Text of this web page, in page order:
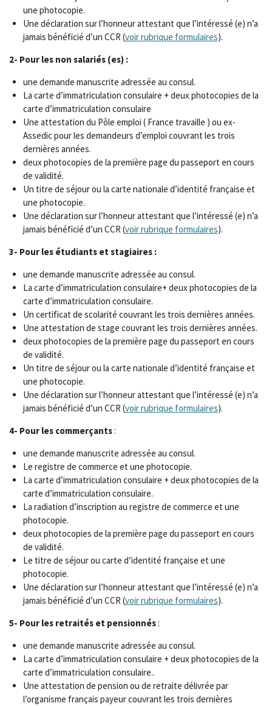
une photocopie.
Une déclaration sur l’honneur attestant que l’intéressé (e) n’a
jamais bénéficié d’un CCR (voir rubrique formulaires).
2- Pour les non salariés (es) :
une demande manuscrite adressée au consul.
La carte d’immatriculation consulaire + deux photocopies de la
carte d’immatriculation consulaire
Une attestation du Pôle emploi ( France travaille ) ou ex-
Assedic pour les demandeurs d’emploi couvrant les trois
dernières années.
deux photocopies de la première page du passeport en cours
de validité.
Un titre de séjour ou la carte nationale d’identité française et
une photocopie.
Une déclaration sur l’honneur attestant que l’intéressé (e) n’a
jamais bénéficié d’un CCR (voir rubrique formulaires).
3- Pour les étudiants et stagiaires :
une demande manuscrite adressée au consul.
La carte d’immatriculation consulaire+ deux photocopies de la
carte d’immatriculation consulaire.
Un certificat de scolarité couvrant les trois dernières années.
Une attestation de stage couvrant les trois dernières années.
deux photocopies de la première page du passeport en cours
de validité.
Un titre de séjour ou la carte nationale d’identité française et
une photocopie.
Une déclaration sur l’honneur attestant que l’intéressé (e) n’a
jamais bénéficié d’un CCR (voir rubrique formulaires).
4- Pour les commerçants:
une demande manuscrite adressée au consul.
Le registre de commerce et une photocopie.
La carte d’immatriculation consulaire + deux photocopies de la
carte d’immatriculation consulaire.
La radiation d’inscription au registre de commerce et une
photocopie.
deux photocopies de la première page du passeport en cours
de validité.
Le titre de séjour ou carte d’identité française et une
photocopie.
Une déclaration sur l’honneur attestant que l’intéressé (e) n’a
jamais bénéficié d’un CCR (voir rubrique formulaires).
5- Pour les retraités et pensionnés:
une demande manuscrite adressée au consul.
La carte d’immatriculation consulaire + deux photocopies de la
carte d’immatriculation consulaire..
Une attestation de pension ou de retraite délivrée par
l’organisme français payeur couvrant les trois dernières